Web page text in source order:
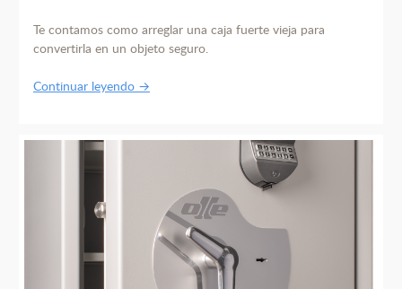
Te contamos como arreglar una caja fuerte vieja para
convertirla en un objeto seguro.
Continuar leyendo →